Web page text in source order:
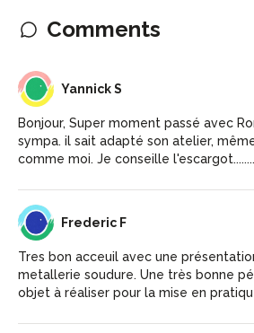
Comments
YS Yannick S
Bonjour, Super moment passé avec
sympa. il sait adapté son atelier,
comme moi. Je conseille
FF Frederic F
Tres bon acceuil avec une
metallerie soudure. Une très bonne
objet à réaliser pour la mise en